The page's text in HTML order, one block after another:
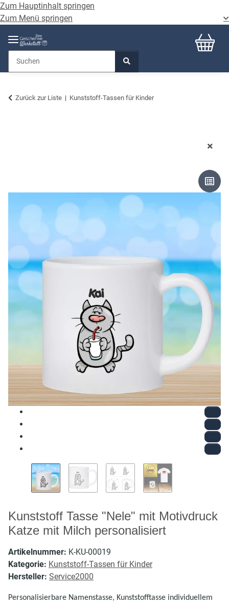
Zum Hauptinhalt springen
Zum Menü springen
Zurück zur Liste Kunststoff-Tassen für Kinder
Kunststoff Tasse "Nele" mit Motivdruck
Katze mit Milch personalisiert
Artikelnummer: K-KU-00019
Kategorie: Kunststoff-Tassen für Kinder
Hersteller: Service2000
Personalisierbare Namenstasse, Kunststofftasse individuellem